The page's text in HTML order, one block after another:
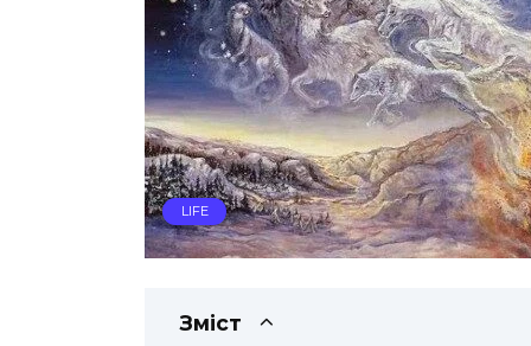
LIFE
Зміст